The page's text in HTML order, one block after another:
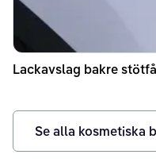
Lackavslag bakre
Se alla kosmetiska